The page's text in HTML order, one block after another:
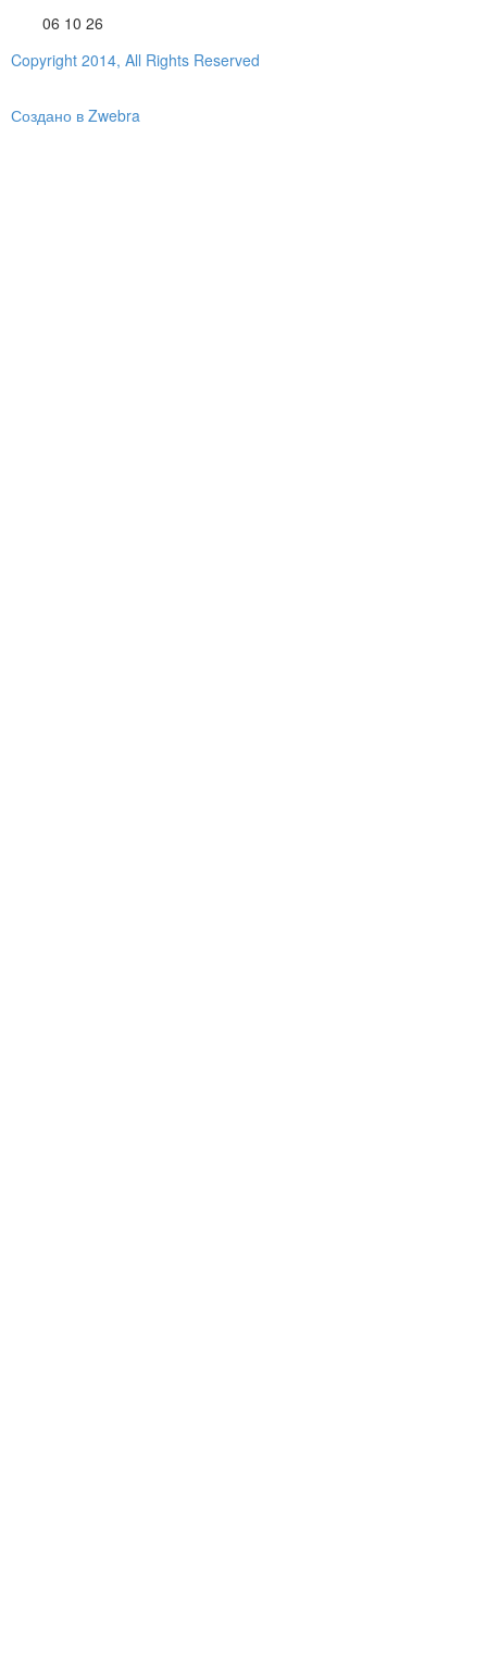
06 10 26
Copyright 2014, All Rights Reserved
Создано в Zwebra